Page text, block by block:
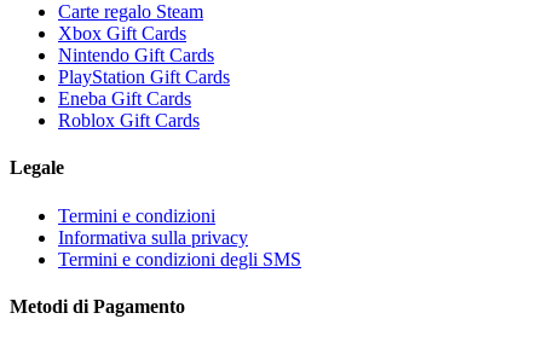
Carte regalo Steam
Xbox Gift Cards
Nintendo Gift Cards
PlayStation Gift Cards
Eneba Gift Cards
Roblox Gift Cards
Legale
Termini e condizioni
Informativa sulla privacy
Termini e condizioni degli SMS
Metodi di Pagamento